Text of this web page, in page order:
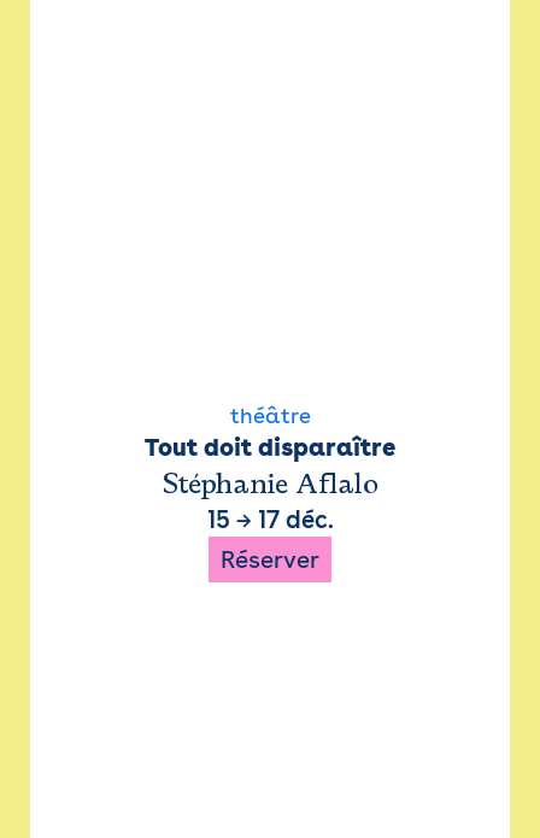
théâtre
Tout doit disparaître
Stéphanie Aflalo
15 → 17 déc.
Réserver